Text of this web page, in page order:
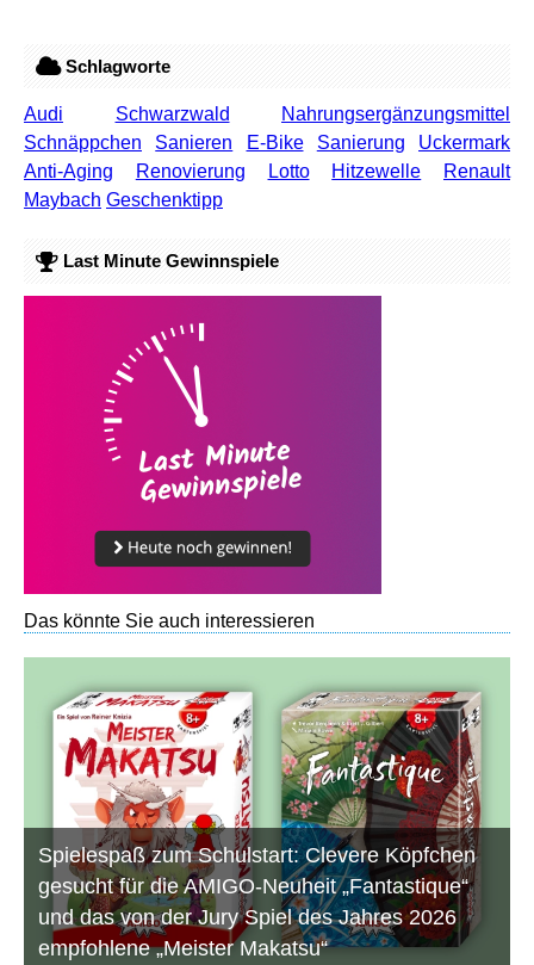
Schlagworte
Audi Schwarzwald
Nahrungsergänzungsmittel
Schnäppchen
Sanieren E-Bike Sanierung
Uckermark
Anti-Aging
Renovierung Lotto Hitzewelle
Renault
Maybach Geschenktipp
Last Minute Gewinnspiele
Das könnte Sie auch interessieren
Spielespaß zum Schulstart: Clevere Köpfchen
gesucht für die AMIGO-Neuheit „Fantastique“
und das von der Jury Spiel des Jahres 2026
empfohlene „Meister Makatsu“